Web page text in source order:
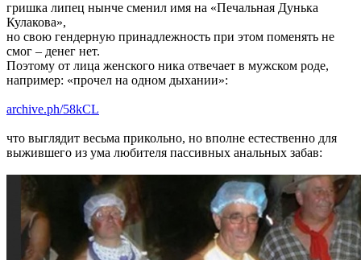
гришка липец нынче сменил имя на «Печальная Дунька
Кулакова»,
но свою гендерную принадлежность при этом поменять не
смог – денег нет.
Поэтому от лица женского ника отвечает в мужском роде,
например: «прочел на одном дыхании»:
archive.ph/58kCL
что выглядит весьма прикольно, но вполне естественно для
выжившего из ума любителя пассивных анальных забав: